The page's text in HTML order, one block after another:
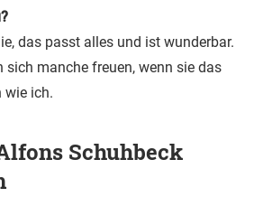
das passt alles und ist wunderbar.
sich manche freuen, wenn sie das
wie ich.
Schuhbeck